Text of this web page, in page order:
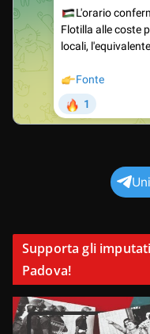
Supporta gli
Padova!